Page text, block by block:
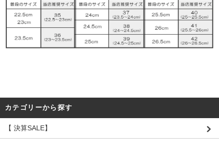
カテゴリーから探す
【 決算SALE】